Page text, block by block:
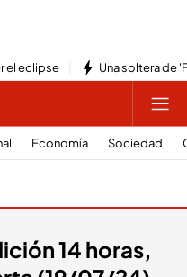
el eclipse Una soltera de
Economía Sociedad
14 horas,